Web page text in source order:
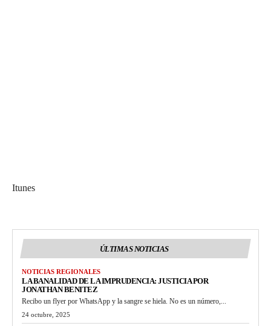
Itunes
ÚLTIMAS NOTICIAS
NOTICIAS REGIONALES
LA BANALIDAD DE LA IMPRUDENCIA: JUSTICIA POR
JONATHAN BENITEZ
Recibo un flyer por WhatsApp y la sangre se hiela. No es un número,...
24 octubre, 2025